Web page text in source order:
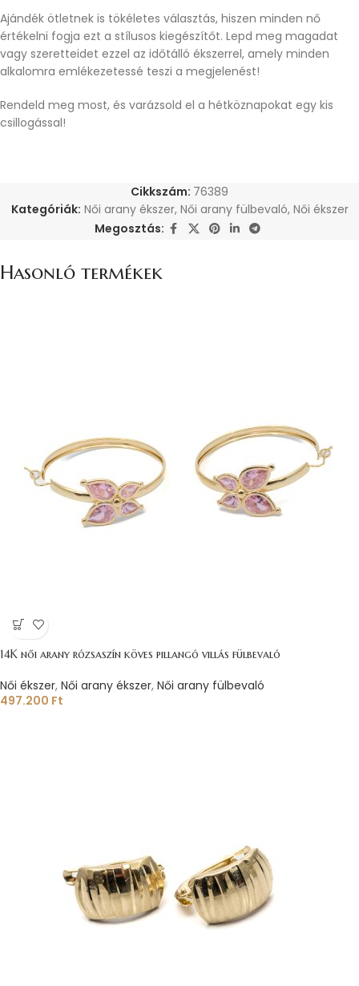
Ajándék ötletnek is tökéletes választás, hiszen minden nő
értékelni fogja ezt a stílusos kiegészítőt. Lepd meg magadat
vagy szeretteidet ezzel az időtálló ékszerrel, amely minden
alkalomra emlékezetessé teszi a megjelenést!
Rendeld meg most, és varázsold el a hétköznapokat egy kis
csillogással!
Cikkszám: 76389
Kategóriák: Női arany ékszer, Női arany fülbevaló, Női ékszer
Megosztás:
Hasonló termékek
14K női arany rózsaszín köves pillangó villás fülbevaló
Női ékszer, Női arany ékszer, Női arany fülbevaló
497.200 Ft